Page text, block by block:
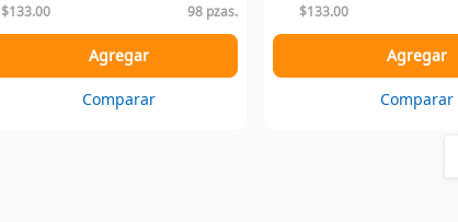
$133.00 98 pzas.
Agregar
Comparar
$133.00
Agregar
Comparar